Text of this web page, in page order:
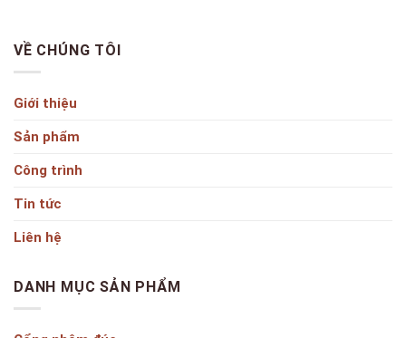
VỀ CHÚNG TÔI
Giới thiệu
Sản phẩm
Công trình
Tin tức
Liên hệ
DANH MỤC SẢN PHẨM